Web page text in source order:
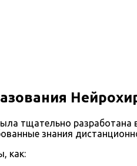
тщательно
знания
как: